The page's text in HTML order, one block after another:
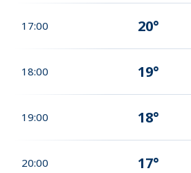
17:00 20°
18:00 19°
19:00 18°
20:00 17°